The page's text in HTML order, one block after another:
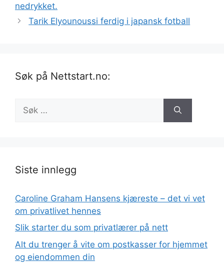
nedrykket.
Tarik Elyounoussi ferdig i japansk fotball
Søk på Nettstart.no:
etter:
Siste innlegg
Caroline Graham Hansens kjæreste – det vi vet
om privatlivet hennes
Slik starter du som privatlærer på nett
Alt du trenger å vite om postkasser for hjemmet
og eiendommen din